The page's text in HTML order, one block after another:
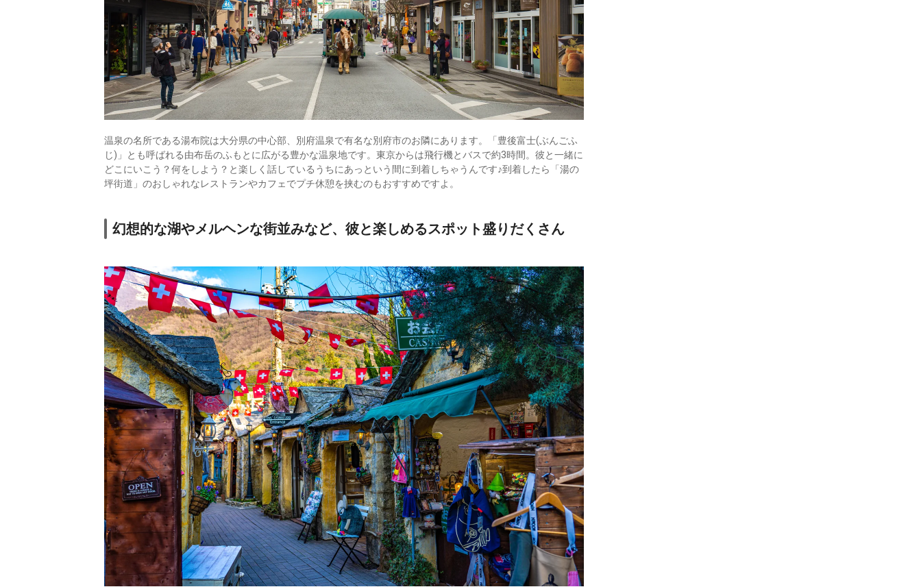
温泉の名所である湯布院は大分県の中心部、別府温泉で有名な別府市のお隣にあります。「豊後富士(ぶんごふ
じ)」とも呼ばれる由布岳のふもとに広がる豊かな温泉地です。東京からは飛行機とバスで約3時間。彼と一緒に
どこにいこう？何をしよう？と楽しく話しているうちにあっという間に到着しちゃうんです♪到着したら「湯の
坪街道」のおしゃれなレストランやカフェでプチ休憩を挟むのもおすすめですよ。
幻想的な湖やメルヘンな街並みなど、彼と楽しめるスポット盛りだくさん